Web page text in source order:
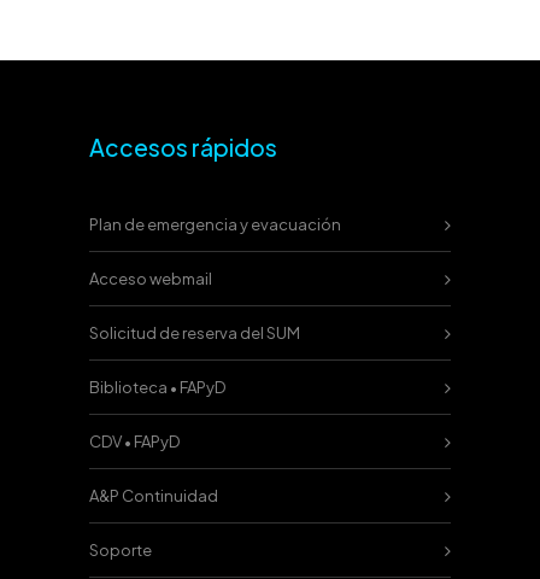
Accesos rápidos
Plan de emergencia y evacuación
Acceso webmail
Solicitud de reserva del SUM
Biblioteca • FAPyD
CDV • FAPyD
A&P Continuidad
Soporte